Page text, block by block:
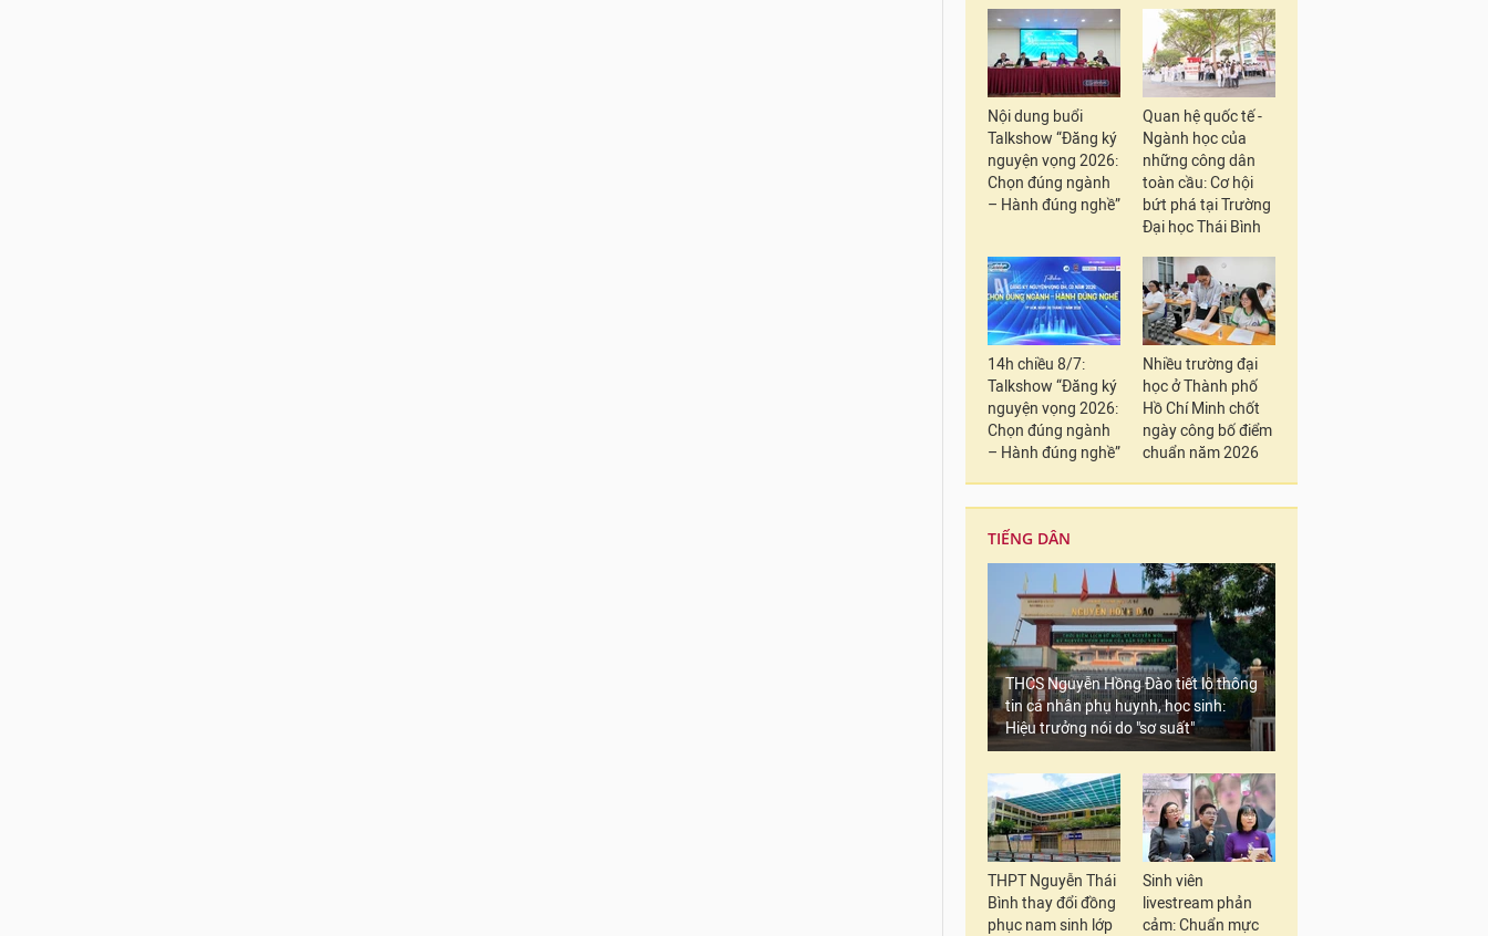
Nội dung buổi
Talkshow “Đăng ký
nguyện vọng 2026:
Chọn đúng ngành
– Hành đúng nghề”
Quan hệ quốc tế -
Ngành học của
những công dân
toàn cầu: Cơ hội
bứt phá tại Trường
Đại học Thái Bình
14h chiều 8/7:
Talkshow “Đăng ký
nguyện vọng 2026:
Chọn đúng ngành
– Hành đúng nghề”
Nhiều trường đại
học ở Thành phố
Hồ Chí Minh chốt
ngày công bố điểm
chuẩn năm 2026
TIẾNG DÂN
THCS Nguyễn Hồng Đào tiết lộ thông
tin cá nhân phụ huynh, học sinh:
Hiệu trưởng nói do "sơ suất"
THPT Nguyễn Thái
Bình thay đổi đồng
phục nam sinh lớp
Sinh viên
livestream phản
cảm: Chuẩn mực